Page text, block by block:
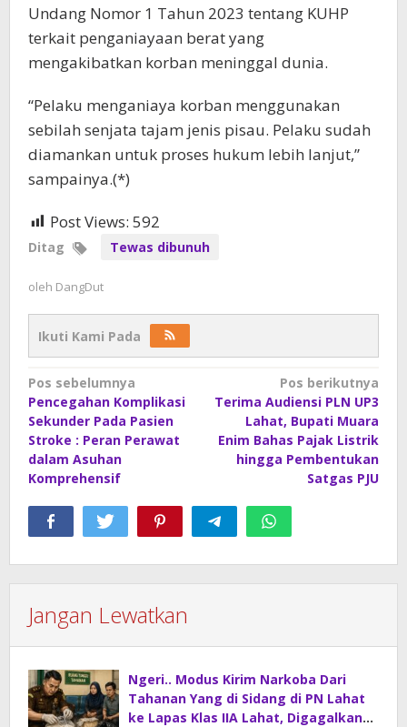
Undang Nomor 1 Tahun 2023 tentang KUHP
terkait penganiayaan berat yang
mengakibatkan korban meninggal dunia.
“Pelaku menganiaya korban menggunakan
sebilah senjata tajam jenis pisau. Pelaku sudah
diamankan untuk proses hukum lebih lanjut,”
sampainya.(*)
Post Views: 592
Ditag Tewas dibunuh
oleh DangDut
Ikuti Kami Pada
Navigasi
pos
Pos sebelumnya
Pencegahan Komplikasi
Sekunder Pada Pasien
Stroke : Peran Perawat
dalam Asuhan
Komprehensif
Pos berikutnya
Terima Audiensi PLN UP3
Lahat, Bupati Muara
Enim Bahas Pajak Listrik
hingga Pembentukan
Satgas PJU
Jangan Lewatkan
Ngeri.. Modus Kirim Narkoba Dari
Tahanan Yang di Sidang di PN Lahat
ke Lapas Klas IIA Lahat, Digagalkan